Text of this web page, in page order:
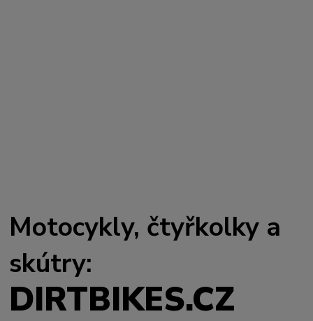
Motocykly, čtyřkolky a
skútry:
DIRTBIKES.CZ